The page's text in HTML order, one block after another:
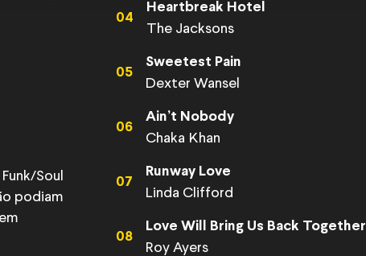
Soul
podiam
04
Heartbreak Hotel
The Jacksons
05
Sweetest Pain
Dexter Wansel
06
Ain’t Nobody
Chaka Khan
07
Runway Love
Linda Clifford
08
Love Will Bring Us Back Together
Roy Ayers